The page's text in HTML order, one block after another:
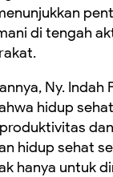
di tengah
Ny. Indah
hidup
hidup sehat
hanya untuk